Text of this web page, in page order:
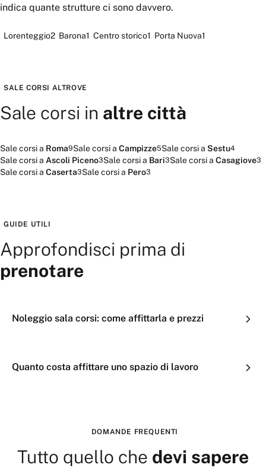
indica quante strutture ci sono davvero.
Lorenteggio2 Barona1 Centro storico1 Porta Nuova1
SALE CORSI ALTROVE
Sale corsi in altre città
Sale corsia Roma9Sale corsia Campizze5Sale corsia Sestu4
Sale corsia Ascoli Piceno3Sale corsia Bari3Sale corsia Casagiove3
Sale corsia Caserta3Sale corsia Pero3
GUIDE UTILI
Approfondisci prima di
prenotare
Noleggio sala corsi: come affittarla e prezzi
Quanto costa affittare uno spazio di lavoro
DOMANDE FREQUENTI
Tutto quello che devi sapere